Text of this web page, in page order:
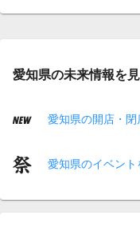
愛知県の未来情報を
愛知県の開店・閉
愛知県のイベント